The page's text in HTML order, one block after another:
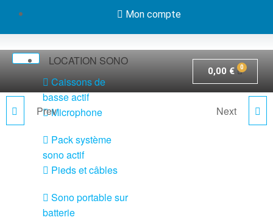
Mon compte
LOCATION SONO
Caissons de
basse actif
Microphone
Pack système
sono actif
Pieds et câbles
Sono portable sur
batterie
0,00 €
OPERA 12
Prev Next